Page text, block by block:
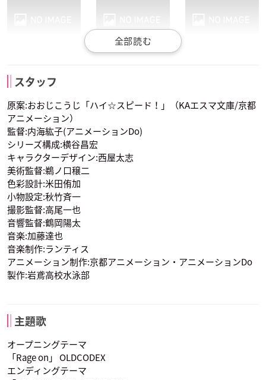
御子柴清十郎
声優：平川大輔
似鳥愛一郎
声優：宮田幸季
声優：津田健次郎
スタッフ
原案:おおじこうじ「ハイ☆スピード！」（KAエスマ文庫/京都
アニメーション）
監督:内海紘子(アニメーションDo)
シリーズ構成:横谷昌宏
キャラクターデザイン:西屋太志
美術監督:鵜ノ口穣二
色彩設計:米田侑加
小物設定:秋竹斉一
撮影監督:高尾一也
音響監督:鶴岡陽太
音楽:加藤達也
音楽制作:ランティス
アニメーション制作:京都アニメーション・アニメーションDo
製作:岩鳶高校水泳部
主題歌
オープニングテーマ
「Rage on」 OLDCODEX
エンディングテーマ